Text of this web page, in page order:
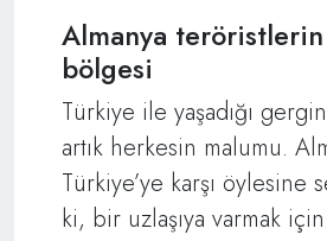
Almanya
bölgesi
Türkiye ile yaşadığı
artık herkesin malumu.
Türkiye’ye karşı öylesine
ki, bir uzlaşıya varmak